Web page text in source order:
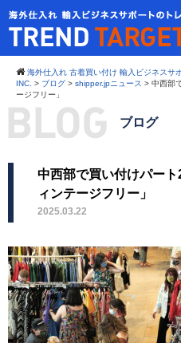
海外仕入れ 古着買い付け 輸入ビジネスサ
INC. > ブログ > shipper.jpニュース > 中西部
ージフリー」
ブログ
中西部で買い付けパー
ィンテージフリー」
2025.03.22